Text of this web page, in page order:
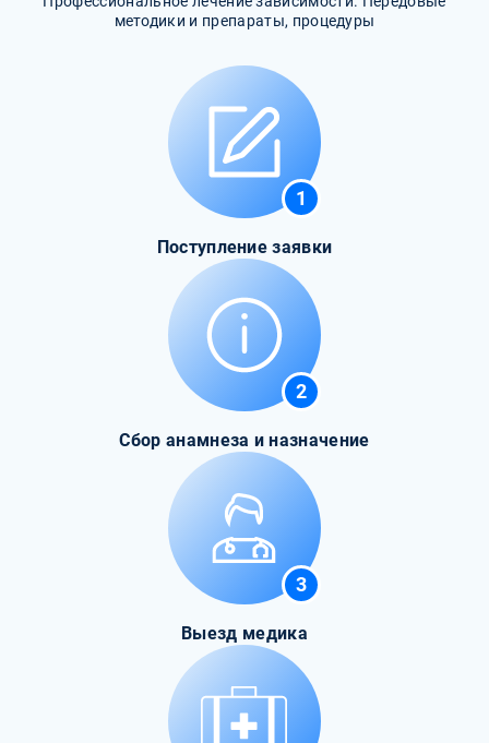
методики и препараты, процедуры
1
Поступление заявки
2
Сбор анамнеза и назначение
3
Выезд медика